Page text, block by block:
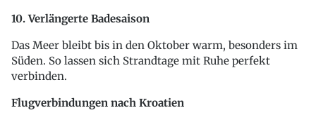
10. Verlängerte Badesaison
Das Meer bleibt bis in den Oktober warm, besonders im
Süden. So lassen sich Strandtage mit Ruhe perfekt
verbinden.
Flugverbindungen nach Kroatien